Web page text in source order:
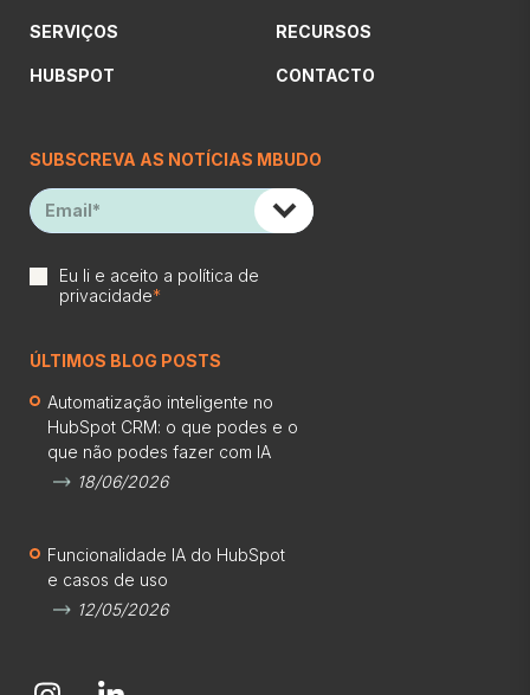
SERVIÇOS
HUBSPOT
RECURSOS
CONTACTO
SUBSCREVA AS NOTÍCIAS MBUDO
Eu li e aceito a política de
privacidade*
ÚLTIMOS BLOG POSTS
Automatização inteligente no
HubSpot CRM: o que podes e o
que não podes fazer com IA
18/06/2026
Funcionalidade IA do HubSpot
e casos de uso
12/05/2026